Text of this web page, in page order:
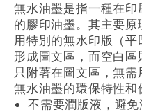
無水油墨是指一種在
的膠印油墨。其主要
用特別的無水印版（
形成圖文區，而空白
只附著在圖文區，無需
無水油墨的環保特性和
不需要潤版液，避